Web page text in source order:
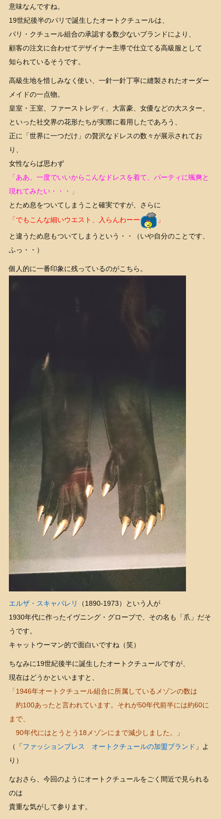
意味なんですね。
19世紀後半のパリで誕生したオートクチュールは、
パリ・クチュール組合の承認する数少ないブランドにより、
顧客の注文に合わせてデザイナー主導で仕立てる高級服として
知られているそうです。
高級生地を惜しみなく使い、一針一針丁寧に縫製されたオーダー
メイドの一点物。
皇室・王室、ファーストレディ、大富豪、女優などの大スター、
といった社交界の花形たちが実際に着用したであろう、
正に「世界に一つだけ」の贅沢なドレスの数々が展示されてお
り、
女性ならば思わず
「ああ、一度でいいからこんなドレスを着て、パーティに颯爽と
現れてみたい・・・」
とため息をついてしまうこと確実ですが、さらに
「でもこんな細いウエスト、入らんわーー
」
と違うため息もついてしまうという・・（いや自分のことです、
ふっ・・）
個人的に一番印象に残っているのがこちら。
エルザ・スキャパレリ
（1890-1973）という人が
1930年代に作ったイヴニング・グローブで、その名も「爪」だそ
うです。
キャットウーマン的で面白いですね（笑）
ちなみに19世紀後半に誕生したオートクチュールですが、
現在はどうかといいますと、
「1946年オートクチュール組合に所属しているメゾンの数は
約100あったと言われています。それが50年代前半には約60に
まで、
90年代にはとうとう18メゾンにまで減少しました。」
（「ファッションプレス オートクチュールの加盟ブランド 」よ
り）
なおさら、今回のようにオートクチュールをごく間近で見られる
のは
貴重な気がして参ります。